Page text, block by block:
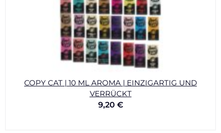
COPY CAT | 10 ML AROMA | EINZIGARTIG UND
VERRÜCKT
9,20 €